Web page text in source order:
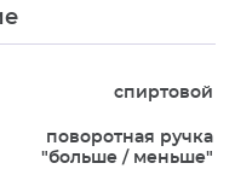
спиртовой
поворотная ручка
"больше / меньше"